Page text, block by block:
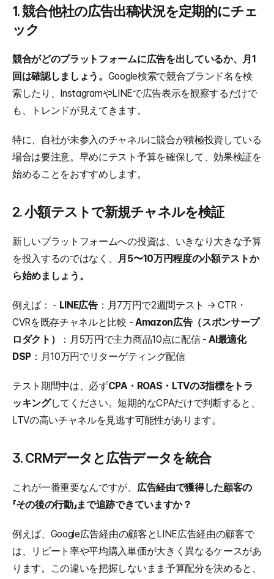
1. 競合他社の広告出稿状況を定期的にチェ
ック
競合がどのプラットフォームに広告を出しているか、月1
回は確認しましょう。 Google検索で競合ブランド名を検
索したり、InstagramやLINEで広告表示を観察するだけで
も、トレンドが見えてきます。
特に、自社が未参入のチャネルに競合が積極投資している
場合は要注意。早めにテスト予算を確保して、効果検証を
始めることをおすすめします。
2. 小額テストで新規チャネルを検証
新しいプラットフォームへの投資は、いきなり大きな予算
を投入するのではなく、 月5〜10万円程度の小額テストか
ら始めましょう。
例えば： - LINE広告：月7万円で2週間テスト → CTR・
CVRを既存チャネルと比較 - Amazon広告（スポンサープ
ロダクト）
：月5万円で主力商品10点に配信 - AI最適化
DSP ：月10万円でリターゲティング配信
テスト期間中は、必ずCPA・ROAS・LTVの3指標をトラ
ッキングしてください。短期的なCPAだけで判断すると、
LTVの高いチャネルを見逃す可能性があります。
3. CRMデータと広告データを統合
これが一番重要なんですが、 広告経由で獲得した顧客の
「その後の行動」まで追跡できていますか？
例えば、Google広告経由の顧客とLINE広告経由の顧客で
は、リピート率や平均購入単価が大きく異なるケースがあ
ります。この違いを把握しないまま予算配分を決めると、